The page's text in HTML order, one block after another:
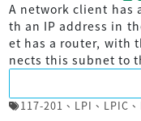
A network client has
th an IP address in
et has a router, with
nects this subnet to
117-201 、 LPI 、 LPIC 、